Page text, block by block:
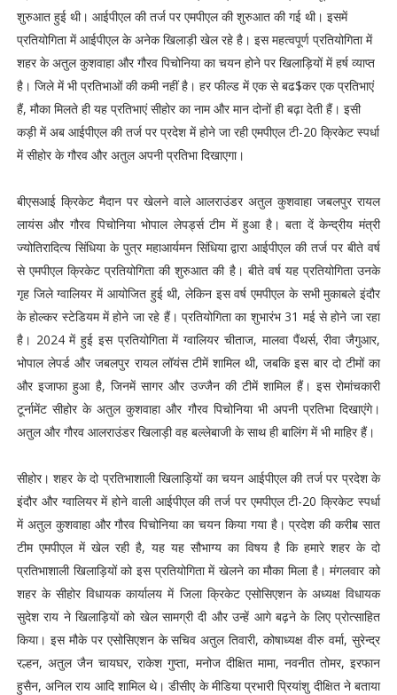
शुरुआत हुई थी। आईपीएल की तर्ज पर एमपीएल की शुरुआत की गई थी। इसमें
प्रतियोगिता में आईपीएल के अनेक खिलाड़ी खेल रहे है। इस महत्वपूर्ण प्रतियोगिता में
शहर के अतुल कुशवाहा और गौरव पिचोनिया का चयन होने पर खिलाड़ियों में हर्ष व्याप्त
है। जिले में भी प्रतिभाओं की कमी नहीं है। हर फील्ड में एक से बढ$कर एक प्रतिभाएं
हैं, मौका मिलते ही यह प्रतिभाएं सीहोर का नाम और मान दोनों ही बढ़ा देती हैं। इसी
कड़ी में अब आईपीएल की तर्ज पर प्रदेश में होने जा रही एमपीएल टी-20 क्रिकेट स्पर्धा
में सीहोर के गौरव और अतुल अपनी प्रतिभा दिखाएगा।
बीएसआई क्रिकेट मैदान पर खेलने वाले आलराउंडर अतुल कुशवाहा जबलपुर रायल
लायंस और गौरव पिचोनिया भोपाल लेपर्ड्स टीम में हुआ है। बता दें केन्द्रीय मंत्री
ज्योतिरादित्य सिंधिया के पुत्र महाआर्यमन सिंधिया द्वारा आईपीएल की तर्ज पर बीते वर्ष
से एमपीएल क्रिकेट प्रतियोगिता की शुरुआत की है। बीते वर्ष यह प्रतियोगिता उनके
गृह जिले ग्वालियर में आयोजित हुई थी, लेकिन इस वर्ष एमपीएल के सभी मुकाबले इंदौर
के होल्कर स्टेडियम में होने जा रहे हैं। प्रतियोगिता का शुभारंभ 31 मई से होने जा रहा
है। 2024 में हुई इस प्रतियोगिता में ग्वालियर चीताज, मालवा पैंथर्स, रीवा जैगुआर,
भोपाल लेपर्ड और जबलपुर रायल लॉयंस टीमें शामिल थी, जबकि इस बार दो टीमों का
और इजाफा हुआ है, जिनमें सागर और उज्जैन की टीमें शामिल हैं। इस रोमांचकारी
टूर्नामेंट सीहोर के अतुल कुशवाहा और गौरव पिचोनिया भी अपनी प्रतिभा दिखाएंगे।
अतुल और गौरव आलराउंडर खिलाड़ी वह बल्लेबाजी के साथ ही बालिंग में भी माहिर हैं।
सीहोर। शहर के दो प्रतिभाशाली खिलाड़ियों का चयन आईपीएल की तर्ज पर प्रदेश के
इंदौर और ग्वालियर में होने वाली आईपीएल की तर्ज पर एमपीएल टी-20 क्रिकेट स्पर्धा
में अतुल कुशवाहा और गौरव पिचोनिया का चयन किया गया है। प्रदेश की करीब सात
टीम एमपीएल में खेल रही है, यह यह सौभाग्य का विषय है कि हमारे शहर के दो
प्रतिभाशाली खिलाड़ियों को इस प्रतियोगिता में खेलने का मौका मिला है। मंगलवार को
शहर के सीहोर विधायक कार्यालय में जिला क्रिकेट एसोसिएशन के अध्यक्ष विधायक
सुदेश राय ने खिलाड़ियों को खेल सामग्री दी और उन्हें आगे बढ़ने के लिए प्रोत्साहित
किया। इस मौके पर एसोसिएशन के सचिव अतुल तिवारी, कोषाध्यक्ष वीरु वर्मा, सुरेन्द्र
रल्हन, अतुल जैन चायघर, राकेश गुप्ता, मनोज दीक्षित मामा, नवनीत तोमर, इरफान
हुसैन, अनिल राय आदि शामिल थे। डीसीए के मीडिया प्रभारी प्रियांशु दीक्षित ने बताया